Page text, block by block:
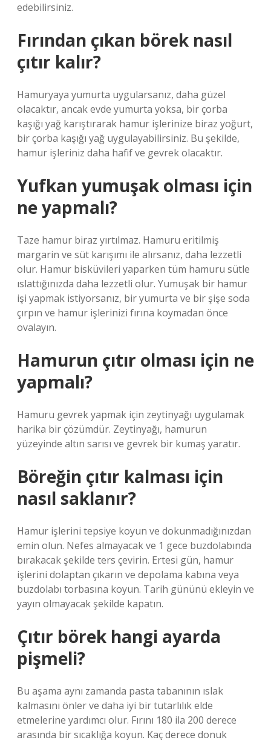
edebilirsiniz.
Fırından çıkan börek nasıl
çıtır kalır?
Hamuryaya yumurta uygularsanız, daha güzel
olacaktır, ancak evde yumurta yoksa, bir çorba
kaşığı yağ karıştırarak hamur işlerinize biraz yoğurt,
bir çorba kaşığı yağ uygulayabilirsiniz. Bu şekilde,
hamur işleriniz daha hafif ve gevrek olacaktır.
Yufkan yumuşak olması için
ne yapmalı?
Taze hamur biraz yırtılmaz. Hamuru eritilmiş
margarin ve süt karışımı ile alırsanız, daha lezzetli
olur. Hamur bisküvileri yaparken tüm hamuru sütle
ıslattığınızda daha lezzetli olur. Yumuşak bir hamur
işi yapmak istiyorsanız, bir yumurta ve bir şişe soda
çırpın ve hamur işlerinizi fırına koymadan önce
ovalayın.
Hamurun çıtır olması için ne
yapmalı?
Hamuru gevrek yapmak için zeytinyağı uygulamak
harika bir çözümdür. Zeytinyağı, hamurun
yüzeyinde altın sarısı ve gevrek bir kumaş yaratır.
Böreğin çıtır kalması için
nasıl saklanır?
Hamur işlerini tepsiye koyun ve dokunmadığınızdan
emin olun. Nefes almayacak ve 1 gece buzdolabında
bırakacak şekilde ters çevirin. Ertesi gün, hamur
işlerini dolaptan çıkarın ve depolama kabına veya
buzdolabı torbasına koyun. Tarih gününü ekleyin ve
yayın olmayacak şekilde kapatın.
Çıtır börek hangi ayarda
pişmeli?
Bu aşama aynı zamanda pasta tabanının ıslak
kalmasını önler ve daha iyi bir tutarlılık elde
etmelerine yardımcı olur. Fırını 180 ila 200 derece
arasında bir sıcaklığa koyun. Kaç derece donuk